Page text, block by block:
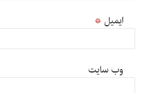
ایمیل *
وب‌ سایت